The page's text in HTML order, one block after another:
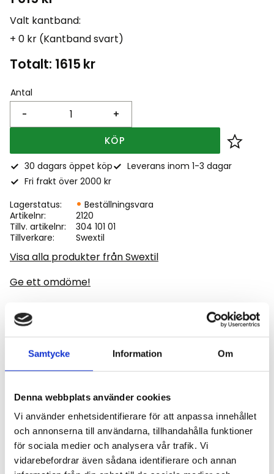
Samtycke Information Om
Denna webbplats använder cookies
Vi använder enhetsidentifierare för att anpassa innehållet
och annonserna till användarna, tillhandahålla funktioner
för sociala medier och analysera vår trafik. Vi
vidarebefordrar även sådana identifierare och annan
Valt kantband:
+ 0 kr (Kantband svart)
Totalt: 1615 kr
Antal
+
-
KÖP Lägg
30 dagars öppet köp
Leverans inom 1-3 dagar
Fri frakt över 2000 kr
Lagerstatus
Beställningsvara
Artikelnr
2120
Tillv. artikelnr
304 101 01
Tillverkare
Swextil
Visa alla produkter från Swextil
Ge ett omdöme!
Golvmatta till Volvo EW(R)150E - EW180E. Matta med
väldigt fin kvalité det är en diamantmönstrad matta
med stoppning, enligt bild.
Omdömen